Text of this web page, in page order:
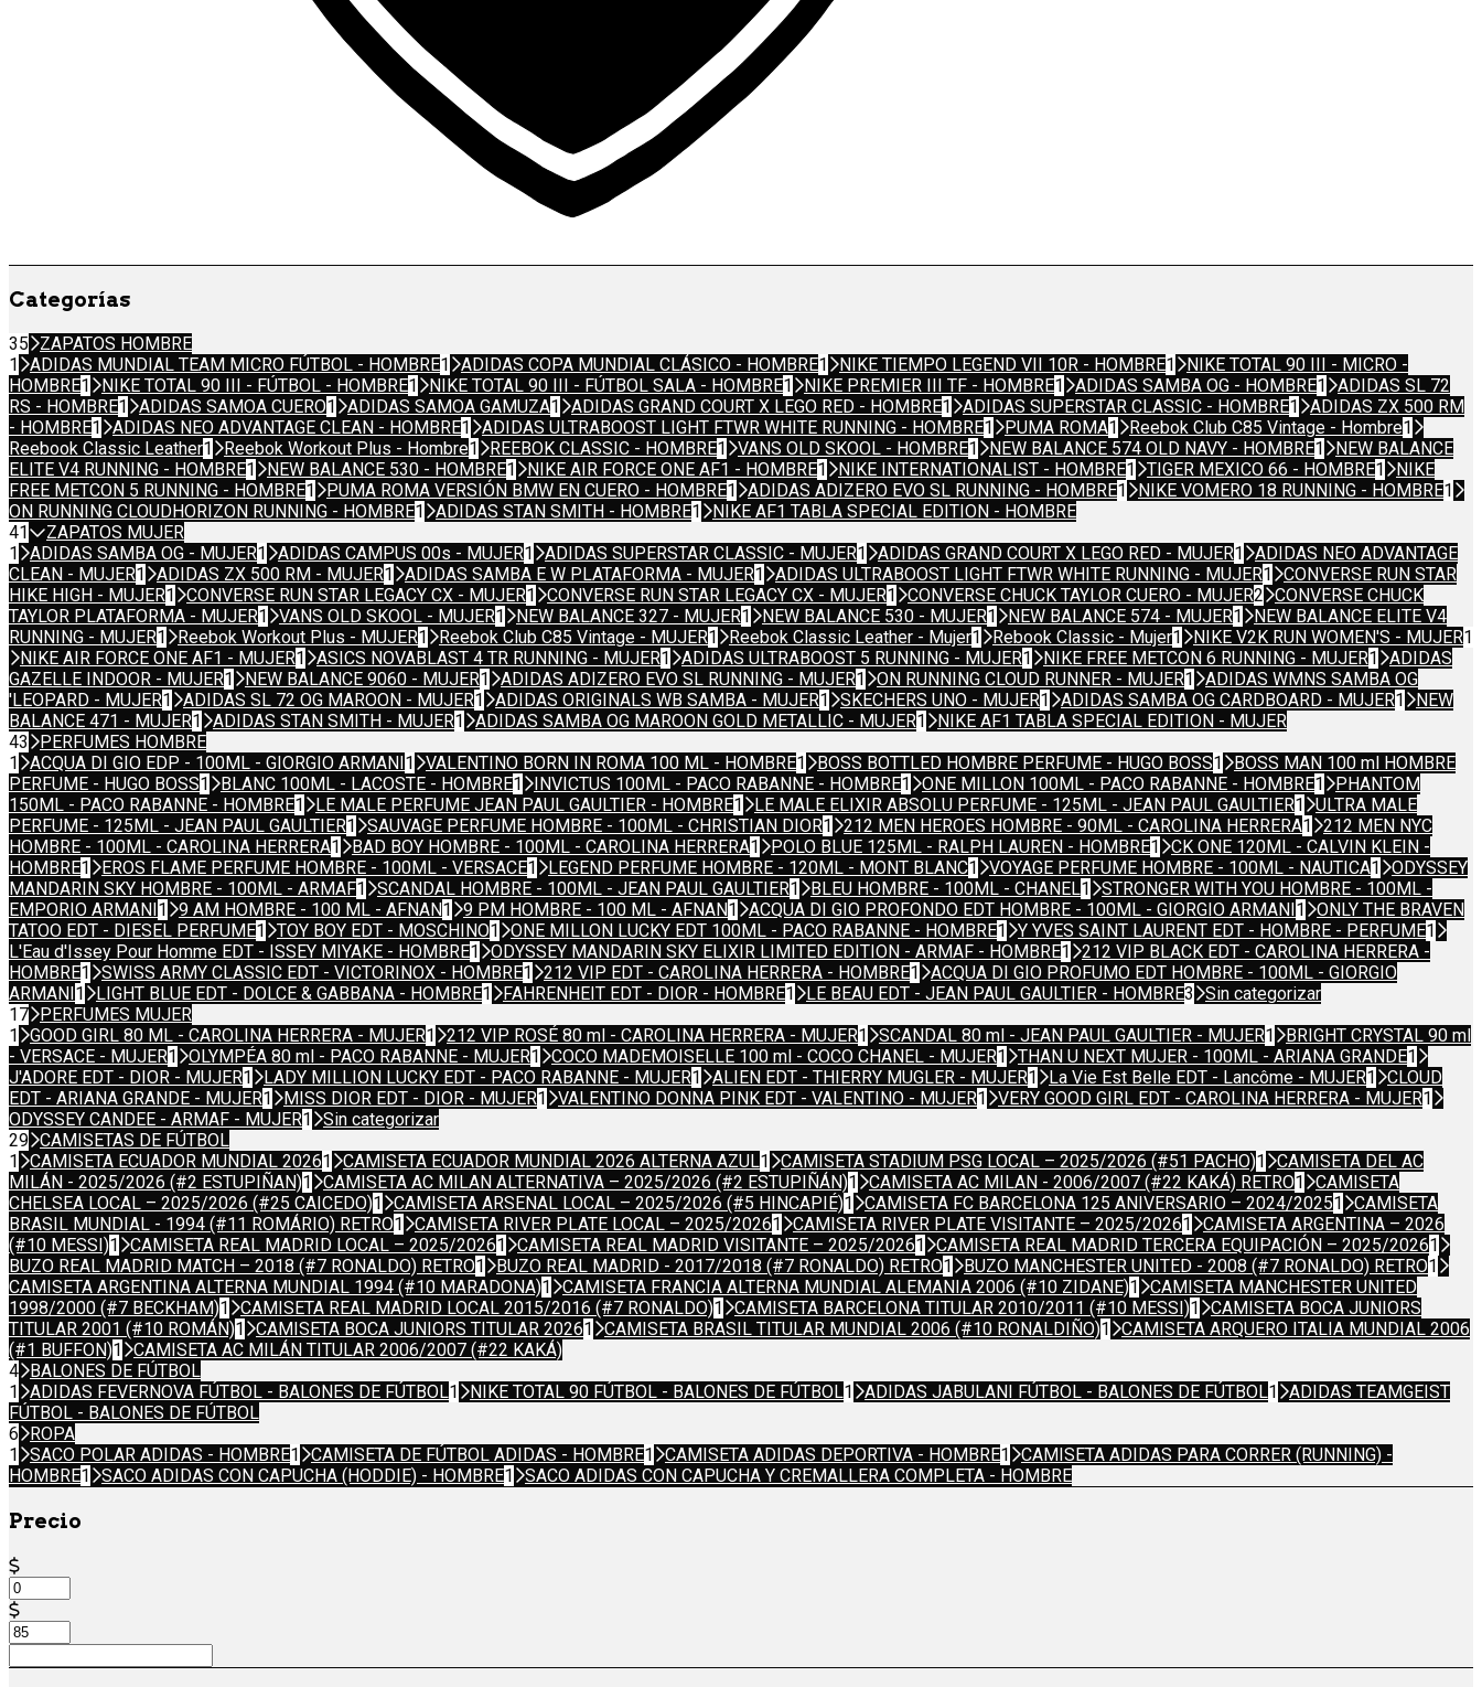
Categorías
35
ZAPATOS HOMBRE
1
ADIDAS MUNDIAL TEAM MICRO FÚTBOL - HOMBRE1 ADIDAS COPA MUNDIAL CLÁSICO - HOMBRE1 NIKE TIEMPO LEGEND VII 10R - HOMBRE1
NIKE TOTAL 90 III - MICRO -
HOMBRE1 NIKE TOTAL 90 III - FÚTBOL - HOMBRE1 NIKE TOTAL 90 III - FÚTBOL SALA - HOMBRE1 NIKE PREMIER III TF - HOMBRE1 ADIDAS SAMBA OG - HOMBRE1
ADIDAS SL 72
RS - HOMBRE1 ADIDAS SAMOA CUERO1 ADIDAS SAMOA GAMUZA1 ADIDAS GRAND COURT X LEGO RED - HOMBRE1 ADIDAS SUPERSTAR CLASSIC - HOMBRE1
ADIDAS ZX 500 RM
- HOMBRE1 ADIDAS NEO ADVANTAGE CLEAN - HOMBRE1 ADIDAS ULTRABOOST LIGHT FTWR WHITE RUNNING - HOMBRE1 PUMA ROMA1 Reebok Club C85 Vintage - Hombre1
Reebook Classic Leather1 Reebok Workout Plus - Hombre1 REEBOK CLASSIC - HOMBRE1 VANS OLD SKOOL - HOMBRE1 NEW BALANCE 574 OLD NAVY - HOMBRE1
NEW BALANCE
ELITE V4 RUNNING - HOMBRE1 NEW BALANCE 530 - HOMBRE1 NIKE AIR FORCE ONE AF1 - HOMBRE1 NIKE INTERNATIONALIST - HOMBRE1 TIGER MEXICO 66 - HOMBRE1
NIKE
FREE METCON 5 RUNNING - HOMBRE1 PUMA ROMA VERSIÓN BMW EN CUERO - HOMBRE1 ADIDAS ADIZERO EVO SL RUNNING - HOMBRE1 NIKE VOMERO 18 RUNNING - HOMBRE1
ON RUNNING CLOUDHORIZON RUNNING - HOMBRE1 ADIDAS STAN SMITH - HOMBRE1
NIKE AF1 TABLA SPECIAL EDITION - HOMBRE
41
ZAPATOS MUJER
1
ADIDAS SAMBA OG - MUJER1 ADIDAS CAMPUS 00s - MUJER1 ADIDAS SUPERSTAR CLASSIC - MUJER1 ADIDAS GRAND COURT X LEGO RED - MUJER1
ADIDAS NEO ADVANTAGE
CLEAN - MUJER1 ADIDAS ZX 500 RM - MUJER1 ADIDAS SAMBA E W PLATAFORMA - MUJER1 ADIDAS ULTRABOOST LIGHT FTWR WHITE RUNNING - MUJER1
CONVERSE RUN STAR
HIKE HIGH - MUJER1 CONVERSE RUN STAR LEGACY CX - MUJER1 CONVERSE RUN STAR LEGACY CX - MUJER1 CONVERSE CHUCK TAYLOR CUERO - MUJER2 CONVERSE CHUCK
TAYLOR PLATAFORMA - MUJER1 VANS OLD SKOOL - MUJER1 NEW BALANCE 327 - MUJER1 NEW BALANCE 530 - MUJER1 NEW BALANCE 574 - MUJER1
NEW BALANCE ELITE V4
RUNNING - MUJER1 Reebok Workout Plus - MUJER1 Reebok Club C85 Vintage - MUJER1 Reebok Classic Leather - Mujer1 Rebook Classic - Mujer1 NIKE V2K RUN WOMEN'S - MUJER1
NIKE AIR FORCE ONE AF1 - MUJER1 ASICS NOVABLAST 4 TR RUNNING - MUJER1 ADIDAS ULTRABOOST 5 RUNNING - MUJER1 NIKE FREE METCON 6 RUNNING - MUJER1
ADIDAS
GAZELLE INDOOR - MUJER1 NEW BALANCE 9060 - MUJER1 ADIDAS ADIZERO EVO SL RUNNING - MUJER1 ON RUNNING CLOUD RUNNER - MUJER1
ADIDAS WMNS SAMBA OG
'LEOPARD - MUJER1 ADIDAS SL 72 OG MAROON - MUJER1 ADIDAS ORIGINALS WB SAMBA - MUJER1 SKECHERS UNO - MUJER1 ADIDAS SAMBA OG CARDBOARD - MUJER1
NEW
BALANCE 471 - MUJER1 ADIDAS STAN SMITH - MUJER1 ADIDAS SAMBA OG MAROON GOLD METALLIC - MUJER1
NIKE AF1 TABLA SPECIAL EDITION - MUJER
43
PERFUMES HOMBRE
1
ACQUA DI GIO EDP - 100ML - GIORGIO ARMANI 1 VALENTINO BORN IN ROMA 100 ML - HOMBRE1 BOSS BOTTLED HOMBRE PERFUME - HUGO BOSS1
BOSS MAN 100 ml HOMBRE
PERFUME - HUGO BOSS1 BLANC 100ML - LACOSTE - HOMBRE1 INVICTUS 100ML - PACO RABANNE - HOMBRE1 ONE MILLON 100ML - PACO RABANNE - HOMBRE1
PHANTOM
150ML - PACO RABANNE - HOMBRE1 LE MALE PERFUME JEAN PAUL GAULTIER - HOMBRE1 LE MALE ELIXIR ABSOLU PERFUME - 125ML - JEAN PAUL GAULTIER1
ULTRA MALE
PERFUME - 125ML - JEAN PAUL GAULTIER1 SAUVAGE PERFUME HOMBRE - 100ML - CHRISTIAN DIOR1 212 MEN HEROES HOMBRE - 90ML - CAROLINA HERRERA1
212 MEN NYC
HOMBRE - 100ML - CAROLINA HERRERA1 BAD BOY HOMBRE - 100ML - CAROLINA HERRERA1 POLO BLUE 125ML - RALPH LAUREN - HOMBRE1
CK ONE 120ML - CALVIN KLEIN -
HOMBRE1 EROS FLAME PERFUME HOMBRE - 100ML - VERSACE1 LEGEND PERFUME HOMBRE - 120ML - MONT BLANC1 VOYAGE PERFUME HOMBRE - 100ML - NAUTICA1
ODYSSEY
MANDARIN SKY HOMBRE - 100ML - ARMAF1 SCANDAL HOMBRE - 100ML - JEAN PAUL GAULTIER1 BLEU HOMBRE - 100ML - CHANEL1
STRONGER WITH YOU HOMBRE - 100ML -
EMPORIO ARMANI 1 9 AM HOMBRE - 100 ML - AFNAN1 9 PM HOMBRE - 100 ML - AFNAN1 ACQUA DI GIO PROFONDO EDT HOMBRE - 100ML - GIORGIO ARMANI 1
ONLY THE BRAVEN
TATOO EDT - DIESEL PERFUME1 TOY BOY EDT - MOSCHINO1 ONE MILLON LUCKY EDT 100ML - PACO RABANNE - HOMBRE1 Y YVES SAINT LAURENT EDT - HOMBRE - PERFUME1
L'Eau d'Issey Pour Homme EDT - ISSEY MIYAKE - HOMBRE1 ODYSSEY MANDARIN SKY ELIXIR LIMITED EDITION - ARMAF - HOMBRE1
212 VIP BLACK EDT - CAROLINA HERRERA -
HOMBRE1 SWISS ARMY CLASSIC EDT - VICTORINOX - HOMBRE1 212 VIP EDT - CAROLINA HERRERA - HOMBRE1
ACQUA DI GIO PROFUMO EDT HOMBRE - 100ML - GIORGIO
ARMANI 1 LIGHT BLUE EDT - DOLCE & GABBANA - HOMBRE1 FAHRENHEIT EDT - DIOR - HOMBRE1 LE BEAU EDT - JEAN PAUL GAULTIER - HOMBRE3
Sin categorizar
17
PERFUMES MUJER
1
GOOD GIRL 80 ML - CAROLINA HERRERA - MUJER1 212 VIP ROSÉ 80 ml - CAROLINA HERRERA - MUJER1 SCANDAL 80 ml - JEAN PAUL GAULTIER - MUJER1
BRIGHT CRYSTAL 90 ml
- VERSACE - MUJER1 OLYMPÉA 80 ml - PACO RABANNE - MUJER1 COCO MADEMOISELLE 100 ml - COCO CHANEL - MUJER1 THAN U NEXT MUJER - 100ML - ARIANA GRANDE1
J'ADORE EDT - DIOR - MUJER1 LADY MILLION LUCKY EDT - PACO RABANNE - MUJER1 ALIEN EDT - THIERRY MUGLER - MUJER1 La Vie Est Belle EDT - Lancôme - MUJER1
CLOUD
EDT - ARIANA GRANDE - MUJER1 MISS DIOR EDT - DIOR - MUJER1 VALENTINO DONNA PINK EDT - VALENTINO - MUJER1 VERY GOOD GIRL EDT - CAROLINA HERRERA - MUJER1
ODYSSEY CANDEE - ARMAF - MUJER1
Sin categorizar
29 CAMISETAS DE FÚTBOL
1
CAMISETA ECUADOR MUNDIAL 20261 CAMISETA ECUADOR MUNDIAL 2026 ALTERNA AZUL1 CAMISETA STADIUM PSG LOCAL – 2025/2026 (#51 PACHO)1
CAMISETA DEL AC
MILÁN - 2025/2026 (#2 ESTUPIÑAN)1 CAMISETA AC MILAN ALTERNATIVA – 2025/2026 (#2 ESTUPIÑÁN)1 CAMISETA AC MILAN - 2006/2007 (#22 KAKÁ) RETRO1
CAMISETA
CHELSEA LOCAL – 2025/2026 (#25 CAICEDO)1 CAMISETA ARSENAL LOCAL – 2025/2026 (#5 HINCAPIÉ)1 CAMISETA FC BARCELONA 125 ANIVERSARIO – 2024/20251
CAMISETA
BRASIL MUNDIAL - 1994 (#11 ROMÁRIO) RETRO1 CAMISETA RIVER PLATE LOCAL – 2025/20261 CAMISETA RIVER PLATE VISITANTE – 2025/20261
CAMISETA ARGENTINA – 2026
(#10 MESSI)1 CAMISETA REAL MADRID LOCAL – 2025/20261 CAMISETA REAL MADRID VISITANTE – 2025/20261 CAMISETA REAL MADRID TERCERA EQUIPACIÓN – 2025/20261
BUZO REAL MADRID MATCH – 2018 (#7 RONALDO) RETRO1 BUZO REAL MADRID - 2017/2018 (#7 RONALDO) RETRO1 BUZO MANCHESTER UNITED - 2008 (#7 RONALDO) RETRO1
CAMISETA ARGENTINA ALTERNA MUNDIAL 1994 (#10 MARADONA)1 CAMISETA FRANCIA ALTERNA MUNDIAL ALEMANIA 2006 (#10 ZIDANE)1
CAMISETA MANCHESTER UNITED
1998/2000 (#7 BECKHAM)1 CAMISETA REAL MADRID LOCAL 2015/2016 (#7 RONALDO)1 CAMISETA BARCELONA TITULAR 2010/2011 (#10 MESSI)1
CAMISETA BOCA JUNIORS
TITULAR 2001 (#10 ROMÁN)1 CAMISETA BOCA JUNIORS TITULAR 20261 CAMISETA BRASIL TITULAR MUNDIAL 2006 (#10 RONALDIÑO)1
CAMISETA ARQUERO ITALIA MUNDIAL 2006
(#1 BUFFON)1
CAMISETA AC MILÁN TITULAR 2006/2007 (#22 KAKÁ)
4
BALONES DE FÚTBOL
1
ADIDAS FEVERNOVA FÚTBOL - BALONES DE FÚTBOL1 NIKE TOTAL 90 FÚTBOL - BALONES DE FÚTBOL1 ADIDAS JABULANI FÚTBOL - BALONES DE FÚTBOL1
ADIDAS TEAMGEIST
FÚTBOL - BALONES DE FÚTBOL
6
ROPA
1
SACO POLAR ADIDAS - HOMBRE1 CAMISETA DE FÚTBOL ADIDAS - HOMBRE1 CAMISETA ADIDAS DEPORTIVA - HOMBRE1
CAMISETA ADIDAS PARA CORRER (RUNNING) -
HOMBRE1 SACO ADIDAS CON CAPUCHA (HODDIE) - HOMBRE1 SACO ADIDAS CON CAPUCHA Y CREMALLERA COMPLETA - HOMBRE
Precio